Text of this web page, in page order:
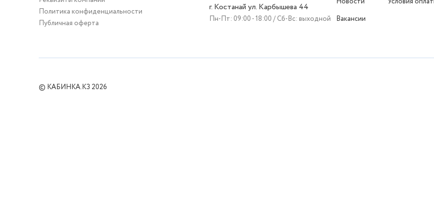
Политика конфиденциальности
Публичная оферта
г. Костанай ул. Карбышева 44
Пн-Пт: 09:00 - 18:00 / Сб-Вс: выходной
Вакансии
© КАБИНКА.КЗ 2026